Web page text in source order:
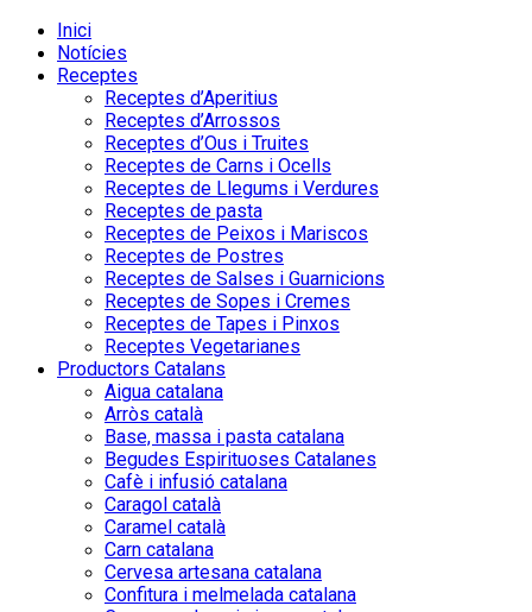
Inici
Notícies
Receptes
Receptes d’Aperitius
Receptes d’Arrossos
Receptes d’Ous i Truites
Receptes de Carns i Ocells
Receptes de Llegums i Verdures
Receptes de pasta
Receptes de Peixos i Mariscos
Receptes de Postres
Receptes de Salses i Guarnicions
Receptes de Sopes i Cremes
Receptes de Tapes i Pinxos
Receptes Vegetarianes
Productors Catalans
Aigua catalana
Arròs català
Base, massa i pasta catalana
Begudes Espirituoses Catalanes
Cafè i infusió catalana
Caragol català
Caramel català
Carn catalana
Cervesa artesana catalana
Confitura i melmelada catalana